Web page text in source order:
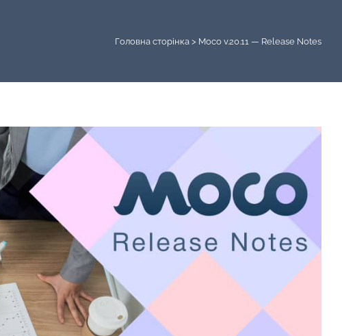
Головна сторінка > Moco v.20.11 — Release Notes